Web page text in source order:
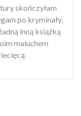
skończyłam
po kryminały,
inną książką
maluchem